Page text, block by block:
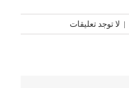
| لا توجد تعليقات